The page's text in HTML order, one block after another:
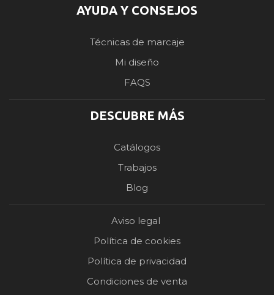
AYUDA Y CONSEJOS
Técnicas de marcaje
Mi diseño
FAQS
DESCUBRE MÁS
Catálogos
Trabajos
Blog
Aviso legal
Política de cookies
Política de privacidad
Condiciones de venta